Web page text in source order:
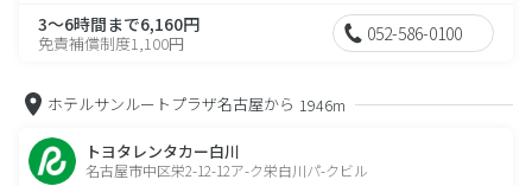
3～6時間まで6,160円
免責補償制度1,100円 052-586-0100
ホテルサンルートプラザ名古屋から 1946m
トヨタレンタカー白川
名古屋市中区栄2-12-12ア-ク栄白川パ-クビル